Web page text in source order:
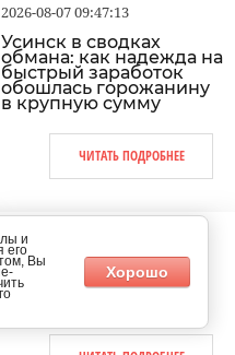
2026-08-07 09:47:13
Усинск в сводках
обмана: как надежда на
быстрый заработок
обошлась горожанину
в крупную сумму
ЧИТАТЬ ПОДРОБНЕЕ
7 августа. Чем
знаменателен этот
день в истории и не
только...
и
его
Вы
Хорошо